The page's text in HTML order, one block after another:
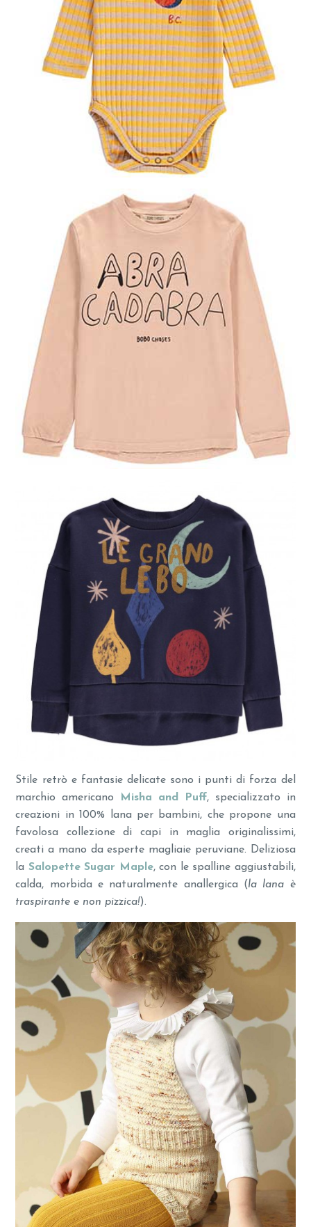
Stile retrò e fantasie delicate sono i punti di forza del
marchio americano
Misha and Puff, specializzato in
creazioni in 100% lana per bambini, che propone una
favolosa collezione di capi in maglia originalissimi,
creati a mano da esperte magliaie peruviane. Deliziosa
la Salopette Sugar Maple, con le spalline aggiustabili,
calda, morbida e naturalmente anallergica (la lana è
traspirante e non pizzica!).